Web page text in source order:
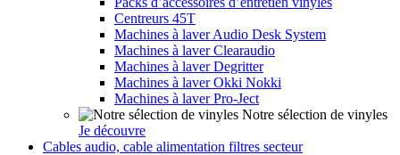
Centreurs 45T
Machines à laver Audio Desk System
Machines à laver Clearaudio
Machines à laver Degritter
Machines à laver Okki Nokki
Machines à laver Pro-Ject
Notre sélection de vinyles
Je découvre
Cables audio, cable alimentation filtres secteur